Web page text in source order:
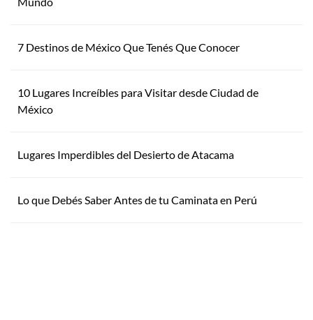
7 Destinos de México Que Tenés Que Conocer
10 Lugares Increíbles para Visitar desde Ciudad de
México
Lugares Imperdibles del Desierto de Atacama
Lo que Debés Saber Antes de tu Caminata en Perú